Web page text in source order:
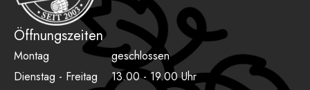
Öffnungszeiten
Montag
geschlossen
Dienstag - Freitag
13.00 - 19.00 Uhr